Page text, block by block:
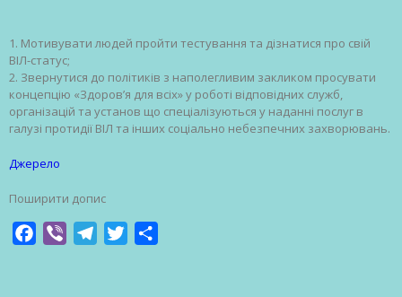
1. Мотивувати людей пройти тестування та дізнатися про свій
ВІЛ-статус;
2. Звернутися до політиків з наполегливим закликом просувати
концепцію «Здоров’я для всіх» у роботі відповідних служб,
організацій та установ що спеціалізуються у наданні послуг в
галузі протидії ВІЛ та інших соціально небезпечних захворювань.
Джерело
Поширити допис
Facebook
Viber TelegramTwitter